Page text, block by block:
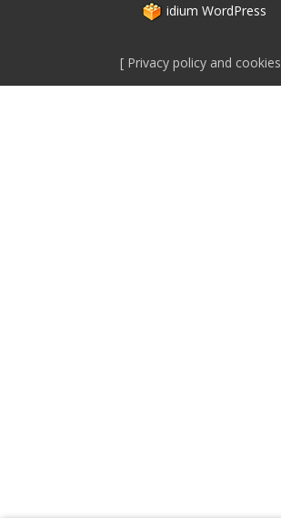
idium WordPress
Privacy policy and cookies